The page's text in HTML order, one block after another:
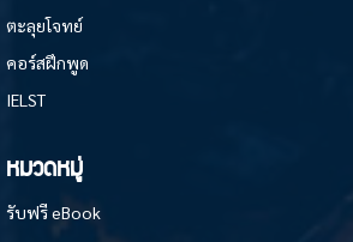
ตะลุยโจทย์
คอร์สฝึกพูด
IELST
หมวดหมู่
รับฟรี eBook